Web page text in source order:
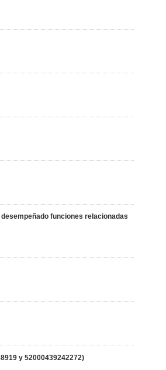
funciones relacionadas
y 52000439242272)